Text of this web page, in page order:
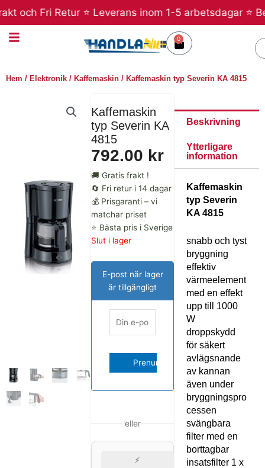
till
innehåll
och Fri Retur ⭐ Leverans inom 1-5 arbetsdagar ⭐
0
Varukorg
Hem / Elektronik / Kaffemaskin / Kaffemaskin typ Severin KA 4815
Kaffemaskin
typ Severin KA
4815
792.00 kr
🚚 Gratis frakt !
🔄 Fri retur i 14 dagar
💰 Prisgaranti – vi
matchar priset
⭐ Bästa pris i Sverige
Slut i lager
E-post när lager
är tillgängligt
eller
⚡
Beskrivning
Ytterligare
information
Kaffemaskin
typ Severin
KA 4815
snabb och tyst
bryggning
effektiv
värmeelement
med en effekt
upp till 1000
W
droppskydd
för säkert
avlägsnande
av kannan
även under
bryggningspro
cessen
svängbara
filter med en
borttagbar
insatsfilter 1 x